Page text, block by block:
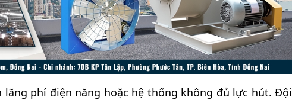
phí điện năng hoặc hệ thống không đủ lực hút. Đội